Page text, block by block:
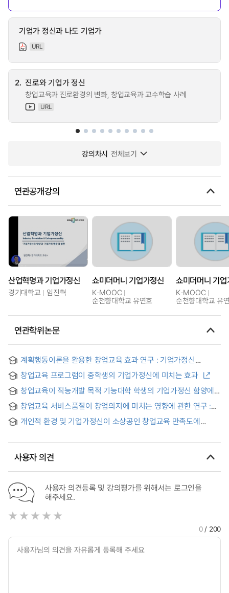
기업가 정신과 나도 기업가
URL
2. 진로와 기업가 정신
창업교육과 진로환경의 변화, 창업교육과 교수학습 사례
URL
강의차시 전체보기
연관공개강의
산업혁명과 기업가정신
경기대학교 임진혁
쇼미더머니 기업가정신
K-MOOC
순천향대학교 유연호
쇼미더머니 기
K-MOOC
순천향대학교 유
연관학위논문
계획행동이론을 활용한 창업교육 효과 연구 : 기업가정신
Entrepreneurship Education Based on the Theory of
Planned Behavior: Focusing on The Moderating Role of
Entrepreneurship
창업교육 프로그램이 중학생의 기업가정신에 미치는 효과
창업교육이 직능개발 목적 기능대학 학생의 기업가정신 함양에
창업교육 서비스품질이 창업의지에 미치는 영향에 관한 연구 :
Quality of Startup Education Services on Startup Intention :
개인적 환경 및 기업가정신이 소상공인 창업교육 만족도에
사용자 의견
사용자 의견등록 및 강의평가를 위해서는 로그인을
해주세요.
0/ 200